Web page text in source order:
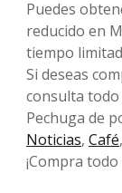
Puedes
reducido en
tiempo
Si deseas
consulta todo
Pechuga de
Noticias, Café,
¡Compra